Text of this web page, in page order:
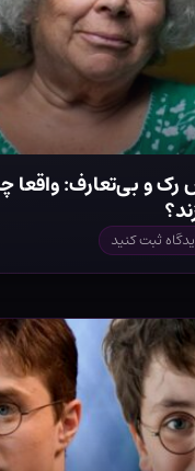
رک و بی‌تعارف: واقعا
ثبت کنید